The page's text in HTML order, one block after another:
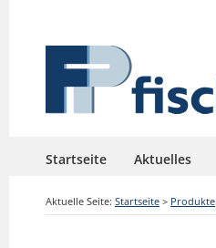
Startseite Aktuelles
Aktuelle Seite: Startseite > Produkte